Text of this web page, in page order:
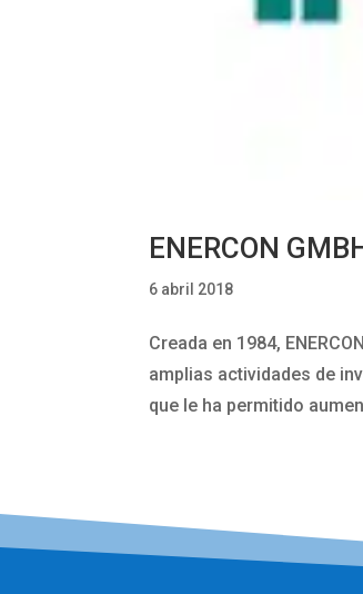
ENERCON
6 abril 2018
Creada en 1984,
amplias actividades de
que le ha permitido